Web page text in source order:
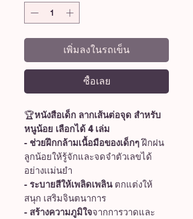
เพิ่มลงในรถเข็น
ซื้อเลย
🏆หนังสือเด็ก ลากเส้นต่อจุด สำหรับ
หนูน้อย เลือกได้ 4 เล่ม
- ช่วยฝึกกล้ามเนื้อมือของเด็กๆฝึกฝน
ลูกน้อยให้รู้จักและจดจำตัวเลขได้
อย่างเเม่นยำ
- ระบายสีให้เพลิดเพลินตกแต่งให้
สนุก เสริมจินตนาการ
- สร้างความภูมิใจจากการวาดและ